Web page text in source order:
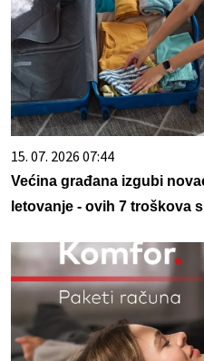
15. 07. 2026 07:44
Većina građana izgubi
letovanje - ovih 7 troškova